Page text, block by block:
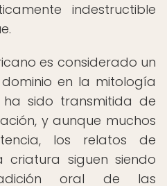
indestructible
es considerado un
en la mitología
ha sido transmitida de
y aunque muchos
los relatos de
criatura siguen siendo
oral de las